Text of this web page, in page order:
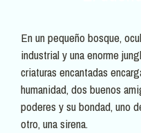
En un pequeño bosque,
industrial y una enorme
criaturas encantadas
humanidad, dos buenos
poderes y su bondad, uno
otro, una sirena.